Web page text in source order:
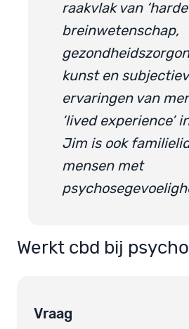
raakvlak van
breinwetenschap,
kunst en
ervaringen van
‘lived experience’
Jim is ook
mensen met
Werkt cbd bij
Vraag